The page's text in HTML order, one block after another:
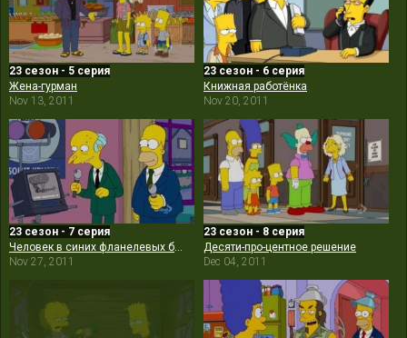
23 сезон - 5 серия
Жена-гурман
Nov 13, 2011
23 сезон - 6 серия
Книжная работёнка
Nov 20, 2011
23 сезон - 7 серия
Человек в синих фланелевых брюках
Nov 27, 2011
23 сезон - 8 серия
Десяти-про-центное решение
Dec 04, 2011